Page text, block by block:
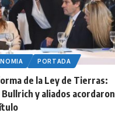
PORTADA
de la Ley de Tierras:
y aliados acordaron